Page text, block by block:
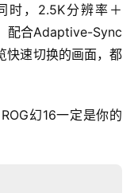
时，2.5K分辨率＋
配合Adaptive-Sync
快速切换的画面，都
幻16一定是你的